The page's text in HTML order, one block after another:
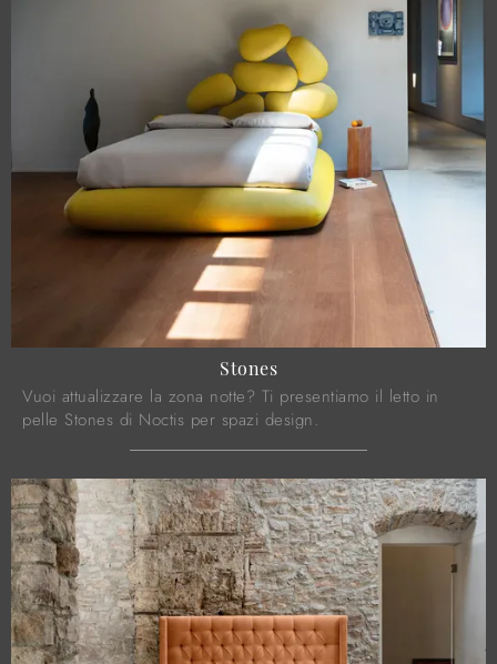
Stones
Vuoi attualizzare la zona notte? Ti presentiamo il letto in
pelle Stones di Noctis per spazi design.